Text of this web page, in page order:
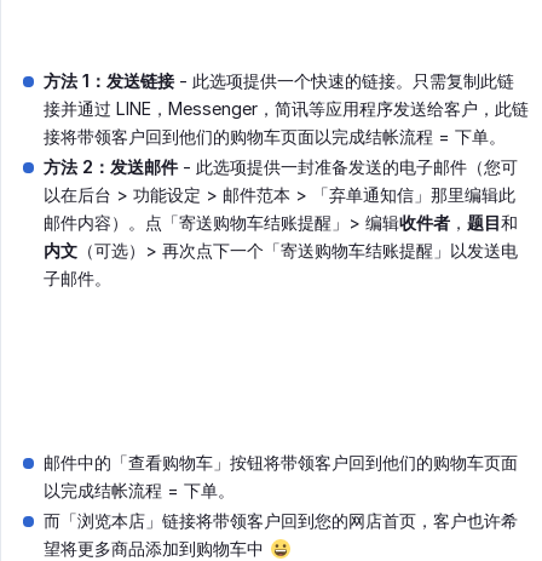
方法 1：发送链接- 此选项提供一个快速的链接。只需复制此链
接并通过 LINE，Messenger，简讯等应用程序发送给客户，此链
接将带领客户回到他们的购物车页面以完成结帐流程 = 下单。
方法 2：发送邮件- 此选项提供一封准备发送的电子邮件（您可
以在后台 > 功能设定 > 邮件范本 > 「弃单通知信」那里编辑此
邮件内容）。点「寄送购物车结账提醒」> 编辑收件者 ， 题目和
内文 （可选）> 再次点下一个「寄送购物车结账提醒」以发送电
子邮件。
邮件中的「查看购物车」按钮将带领客户回到他们的购物车页面
以完成结帐流程 = 下单。
而「浏览本店」链接将带领客户回到您的网店首页，客户也许希
望将更多商品添加到购物车中